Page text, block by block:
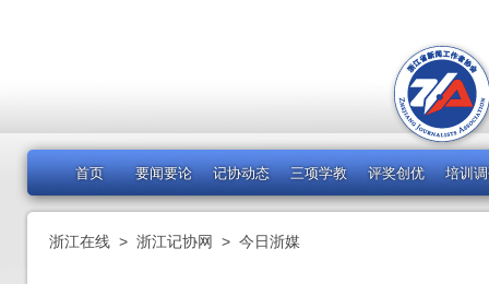
首页 要闻要论 记协动态 三项学教 评奖创优 培训
浙江在线 > 浙江记协网 > 今日浙媒